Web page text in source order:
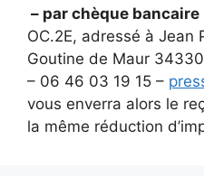
– par chèque bancaire
OC.2E, adressé à Jean
Goutine de Maur
– 06 46 03 19 15 –
vous enverra alors le
la même réduction